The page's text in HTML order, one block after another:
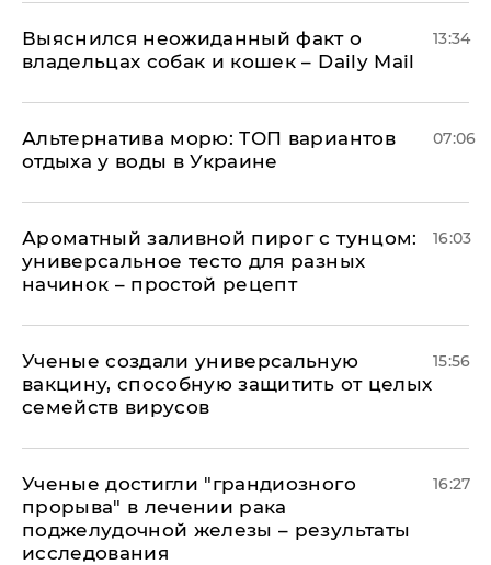
Выяснился неожиданный факт о
владельцах собак и кошек – Daily Mail
13:34
Альтернатива морю: ТОП вариантов
отдыха у воды в Украине
07:06
Ароматный заливной пирог с тунцом:
универсальное тесто для разных
начинок – простой рецепт
16:03
Ученые создали универсальную
вакцину, способную защитить от целых
семейств вирусов
15:56
Ученые достигли "грандиозного
прорыва" в лечении рака
поджелудочной железы – результаты
исследования
16:27